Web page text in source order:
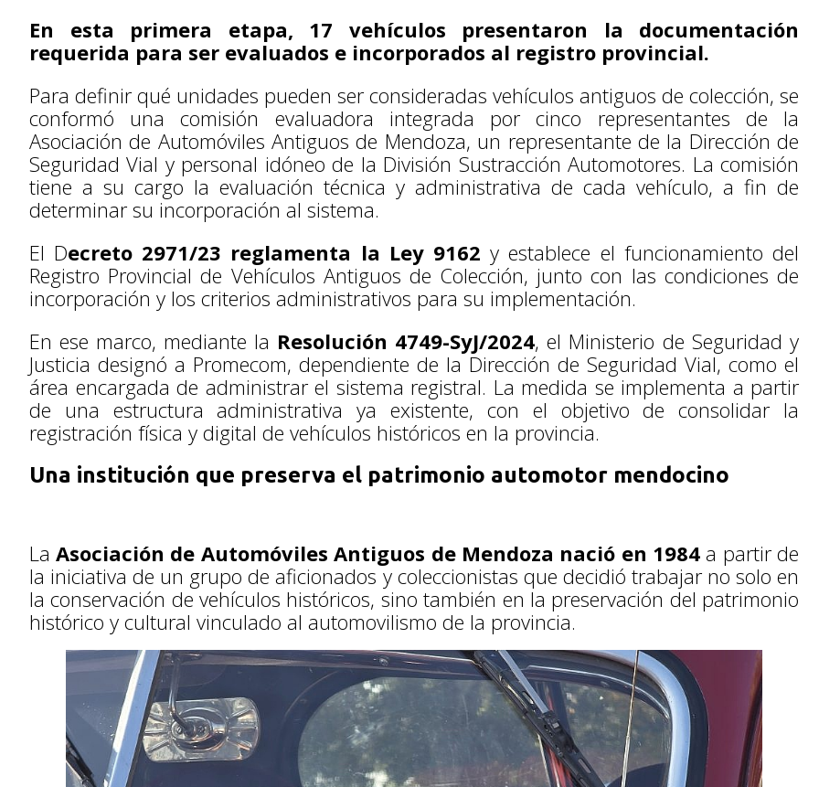
En esta primera etapa, 17 vehículos presentaron la documentación
requerida para ser evaluados e incorporados al registro provincial.
Para definir qué unidades pueden ser consideradas vehículos antiguos de colección, se
conformó una comisión evaluadora integrada por cinco representantes de la
Asociación de Automóviles Antiguos de Mendoza, un representante de la Dirección de
Seguridad Vial y personal idóneo de la División Sustracción Automotores. La comisión
tiene a su cargo la evaluación técnica y administrativa de cada vehículo, a fin de
determinar su incorporación al sistema.
El Decreto 2971/23 reglamenta la Ley 9162 y establece el funcionamiento del
Registro Provincial de Vehículos Antiguos de Colección, junto con las condiciones de
incorporación y los criterios administrativos para su implementación.
En ese marco, mediante la Resolución 4749-SyJ/2024, el Ministerio de Seguridad y
Justicia designó a Promecom, dependiente de la Dirección de Seguridad Vial, como el
área encargada de administrar el sistema registral. La medida se implementa a partir
de una estructura administrativa ya existente, con el objetivo de consolidar la
registración física y digital de vehículos históricos en la provincia.
Una institución que preserva el patrimonio automotor mendocino
La Asociación de Automóviles Antiguos de Mendoza nació en 1984 a partir de
la iniciativa de un grupo de aficionados y coleccionistas que decidió trabajar no solo en
la conservación de vehículos históricos, sino también en la preservación del patrimonio
histórico y cultural vinculado al automovilismo de la provincia.